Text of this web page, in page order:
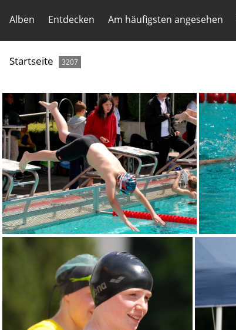
Alben Entdecken Am häufigsten angesehen
Startseite 3207
DSC 0021